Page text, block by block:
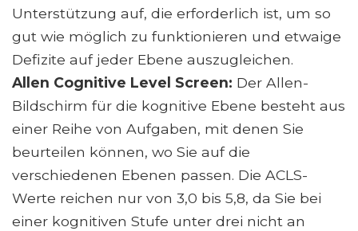
Unterstützung auf, die erforderlich ist, um so
gut wie möglich zu funktionieren und etwaige
Defizite auf jeder Ebene auszugleichen.
Allen Cognitive Level Screen: Der Allen-
Bildschirm für die kognitive Ebene besteht aus
einer Reihe von Aufgaben, mit denen Sie
beurteilen können, wo Sie auf die
verschiedenen Ebenen passen. Die ACLS-
Werte reichen nur von 3,0 bis 5,8, da Sie bei
einer kognitiven Stufe unter drei nicht an